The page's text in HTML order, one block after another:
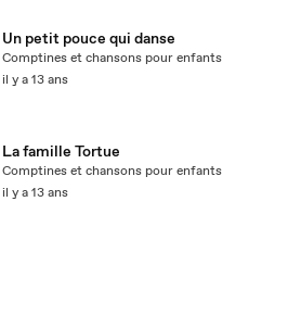
Un petit pouce qui danse
Comptines et chansons pour enfants
il y a 13 ans
La famille Tortue
Comptines et chansons pour enfants
il y a 13 ans